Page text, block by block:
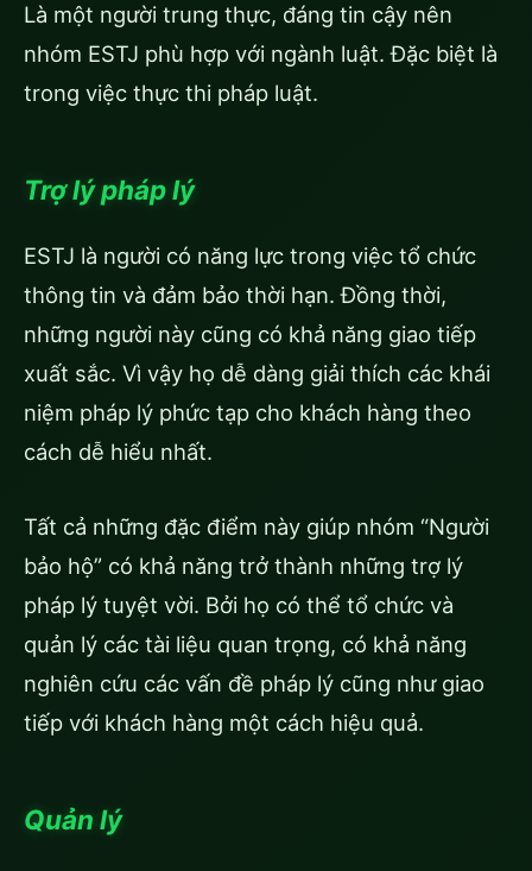
Là một người trung thực, đáng tin cậy nên
nhóm ESTJ phù hợp với ngành luật. Đặc biệt là
trong việc thực thi pháp luật.
Trợ lý pháp lý
ESTJ là người có năng lực trong việc tổ chức
thông tin và đảm bảo thời hạn. Đồng thời,
những người này cũng có khả năng giao tiếp
xuất sắc. Vì vậy họ dễ dàng giải thích các khái
niệm pháp lý phức tạp cho khách hàng theo
cách dễ hiểu nhất.
Tất cả những đặc điểm này giúp nhóm “Người
bảo hộ” có khả năng trở thành những trợ lý
pháp lý tuyệt vời. Bởi họ có thể tổ chức và
quản lý các tài liệu quan trọng, có khả năng
nghiên cứu các vấn đề pháp lý cũng như giao
tiếp với khách hàng một cách hiệu quả.
Quản lý